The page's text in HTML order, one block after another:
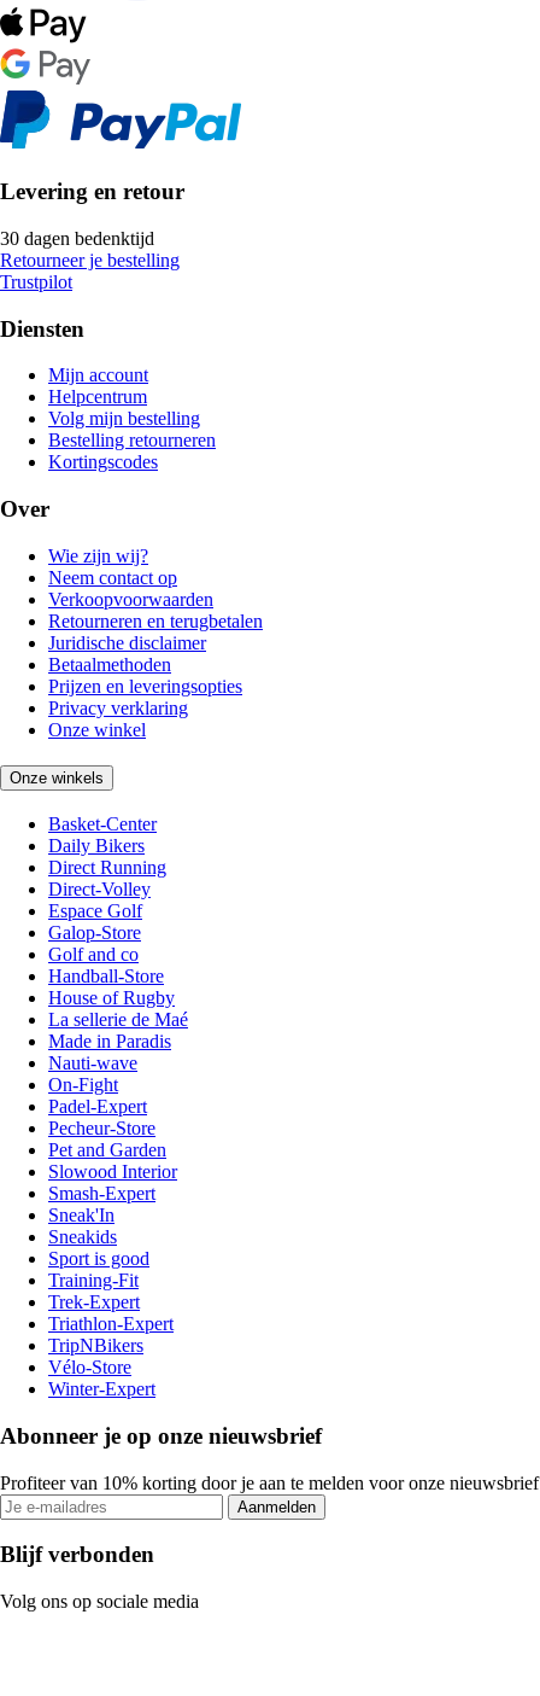
Levering en retour
30 dagen bedenktijd
Retourneer je bestelling
Trustpilot
Diensten
Mijn account
Helpcentrum
Volg mijn bestelling
Bestelling retourneren
Kortingscodes
Over
Wie zijn wij?
Neem contact op
Verkoopvoorwaarden
Retourneren en terugbetalen
Juridische disclaimer
Betaalmethoden
Prijzen en leveringsopties
Privacy verklaring
Onze winkel
Onze winkels
Basket-Center
Daily Bikers
Direct Running
Direct-Volley
Espace Golf
Galop-Store
Golf and co
Handball-Store
House of Rugby
La sellerie de Maé
Made in Paradis
Nauti-wave
On-Fight
Padel-Expert
Pecheur-Store
Pet and Garden
Slowood Interior
Smash-Expert
Sneak'In
Sneakids
Sport is good
Training-Fit
Trek-Expert
Triathlon-Expert
TripNBikers
Vélo-Store
Winter-Expert
Abonneer je op onze nieuwsbrief
Profiteer van 10% korting door je aan te melden voor onze nieuwsbrief
Aanmelden
Blijf verbonden
Volg ons op sociale media